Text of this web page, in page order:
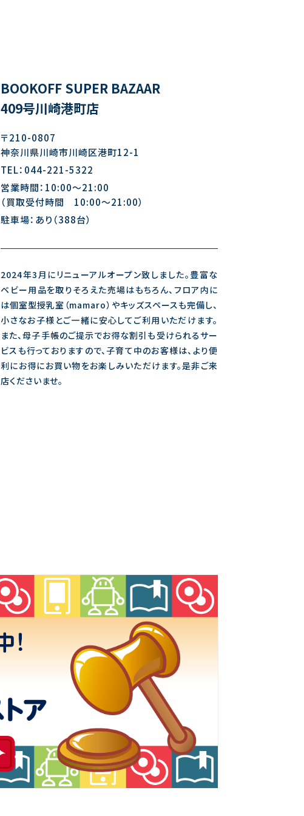
BOOKOFF SUPER BAZAAR
409号川崎港町店
〒210-0807
神奈川県川崎市川崎区港町12-1
TEL：044-221-5322
営業時間：10:00～21:00
（買取受付時間 10:00～21:00）
駐車場：あり（388台）
2024年3月にリニューアルオープン致しました。豊富な
ベビー用品を取りそろえた売場はもちろん、フロア内に
は個室型授乳室（mamaro）やキッズスペースも完備し、
小さなお子様とご一緒に安心してご利用いただけます。
また、母子手帳のご提示でお得な割引も受けられるサー
ビスも行っておりますので、子育て中のお客様は、より便
利にお得にお買い物をお楽しみいただけます。是非ご来
店くださいませ。